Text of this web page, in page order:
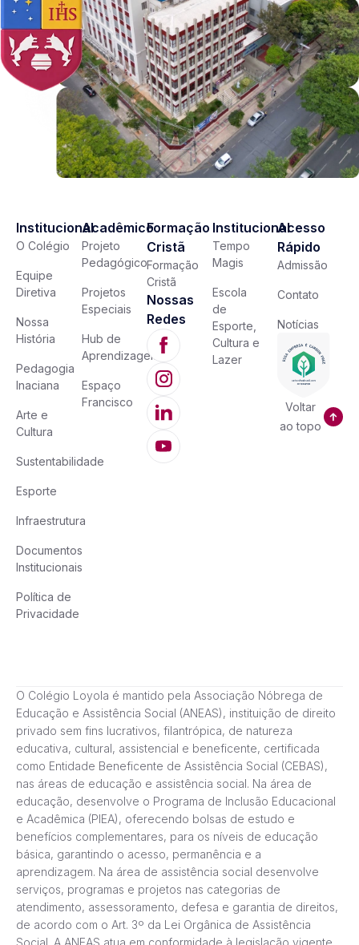
Institucional
O Colégio
Equipe
Diretiva
Nossa
História
Pedagogia
Inaciana
Arte e
Cultura
Sustentabilidade
Esporte
Infraestrutura
Documentos
Institucionais
Política de
Privacidade
Acadêmico
Projeto
Pedagógico
Projetos
Especiais
Hub de
Aprendizagem
Espaço
Francisco
Formação
Cristã
Formação
Cristã
Nossas
Redes
Institucional
Tempo
Magis
Escola
de
Esporte,
Cultura e
Lazer
Acesso
Rápido
Admissão
Contato
Notícias
Voltar
ao topo
O Colégio Loyola é mantido pela Associação Nóbrega de
Educação e Assistência Social (ANEAS), instituição de direito
privado sem fins lucrativos, filantrópica, de natureza
educativa, cultural, assistencial e beneficente, certificada
como Entidade Beneficente de Assistência Social (CEBAS),
nas áreas de educação e assistência social. Na área de
educação, desenvolve o Programa de Inclusão Educacional
e Acadêmica (PIEA), oferecendo bolsas de estudo e
benefícios complementares, para os níveis de educação
básica, garantindo o acesso, permanência e a
aprendizagem. Na área de assistência social desenvolve
serviços, programas e projetos nas categorias de
atendimento, assessoramento, defesa e garantia de direitos,
de acordo com o Art. 3º da Lei Orgânica de Assistência
Social. A ANEAS atua em conformidade à legislação vigente